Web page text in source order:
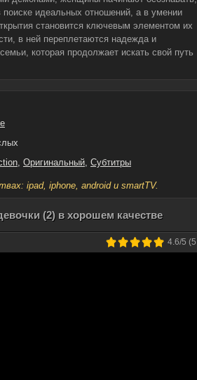
поиске идеальных отношений, а в умении
становится ключевым элементом их
в ней переплетаются надежда и
которая продолжает искать свой путь
, Оригинальный, Субтитры
ipad, iphone, android и smartTV.
(2) в хорошем качестве
4.6/5 (5